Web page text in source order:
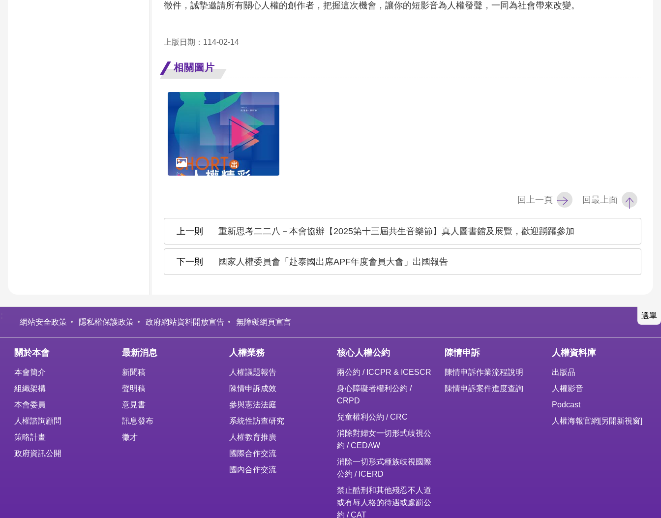
徵件，誠摯邀請所有關心人權的創作者，把握這次機會，讓你的短影音為人權發聲，一同為社會帶來改變。
上版日期：114-02-14
相關圖片
回上一頁 回最上面
重新思考二二八－本會協辦【2025第十三屆共生音樂節】真人圖書館及展覽，歡迎踴躍參加
國家人權委員會「赴泰國出席APF年度會員大會」出國報告
選單
網站安全政策 隱私權保護政策 政府網站資料開放宣告 無障礙網頁宣言
關於本會
本會簡介
組織架構
本會委員
人權諮詢顧問
策略計畫
政府資訊公開
最新消息
新聞稿
聲明稿
意見書
訊息發布
徵才
人權業務
人權議題報告
陳情申訴成效
參與憲法法庭
系統性訪查研究
人權教育推廣
國際合作交流
國內合作交流
核心人權公約
兩公約 / ICCPR & ICESCR
身心障礙者權利公約 /
CRPD
兒童權利公約 / CRC
消除對婦女一切形式歧視公
約 / CEDAW
消除一切形式種族歧視國際
公約 / ICERD
禁止酷刑和其他殘忍不人道
或有辱人格的待遇或處罰公
約 / CAT
陳情申訴
陳情申訴作業流程說明
陳情申訴案件進度查詢
人權資料庫
出版品
人權影音
Podcast
人權海報官網[另開新視窗]